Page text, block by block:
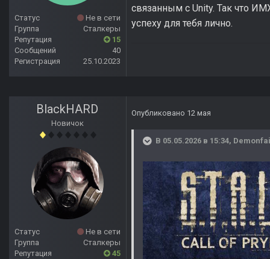
Статус
Не в сети
Группа
Сталкеры
Репутация
15
Сообщений
40
Регистрация
25.10.2023
связанным с Unity. Так что
успеху для тебя лично.
BlackHARD
Новичок
Статус
Не в сети
Группа
Сталкеры
Репутация
45
Опубликовано 12 мая
В 05.05.2026 в 15:34,